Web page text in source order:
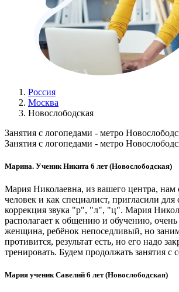
Россия
Москва
Новослободская
Занятия с логопедами - метро
Занятия с логопедами - метро
Марина. Ученик Никита 6 лет (Новослободская)
Мария Николаевна, из вашего центра, нам
человек и как специалист, пригласили для
коррекция звука "р", "л", "ц". Мария
располагает к общению и обучению, очень
женщина, ребёнок непоседливый, но
противится, результат есть, но его надо
тренировать. Будем продолжать занятия с
Мария ученик Савелий 6 лет (Новослободская)